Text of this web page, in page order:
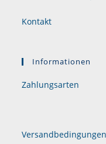
Kontakt
Informationen
Zahlungsarten
Versandbedingungen